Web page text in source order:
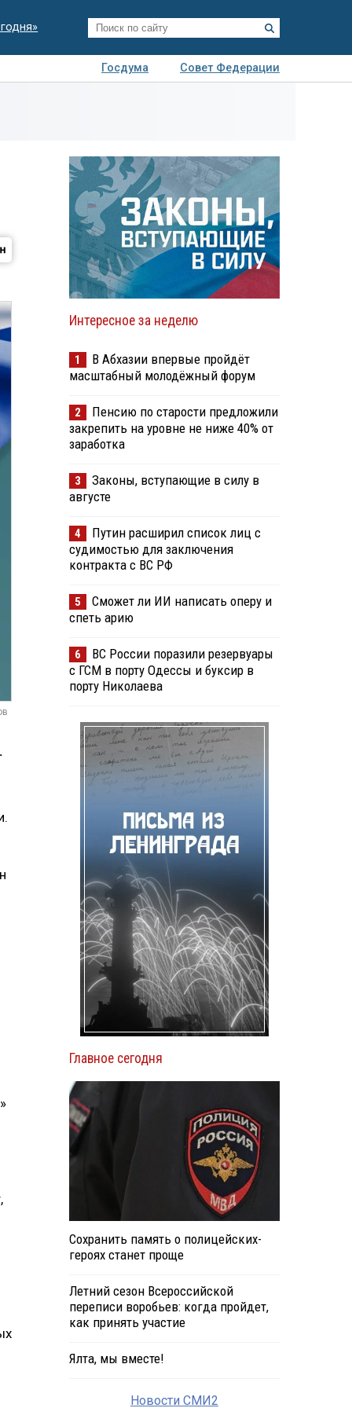
Госдума
Совет Федерации
Интересное за неделю
1
В Абхазии впервые пройдёт
масштабный молодёжный форум
2
Пенсию по старости предложили
закрепить на уровне не ниже 40% от
заработка
3
Законы, вступающие в силу в
августе
4
Путин расширил список лиц с
судимостью для заключения
контракта с ВС РФ
5
Сможет ли ИИ написать оперу и
спеть арию
6
ВС России поразили резервуары
с ГСМ в порту Одессы и буксир в
порту Николаева
Главное сегодня
Сохранить память о полицейских-
героях станет проще
Летний сезон Всероссийской
переписи воробьев: когда пройдет,
как принять участие
Ялта, мы вместе!
Новости СМИ2